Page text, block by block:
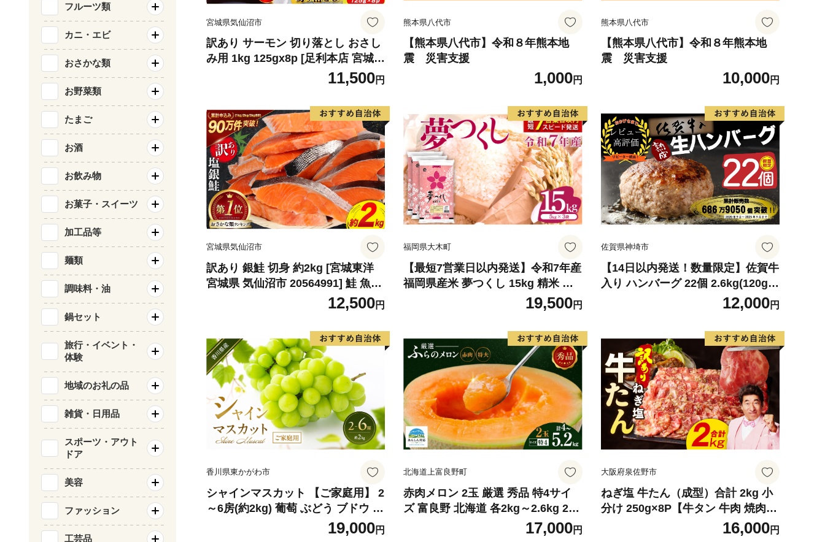
宮城県気仙沼市
訳あり サーモン 切り落とし おさし
み用 1kg 125gx8p [足利本店 宮城県
気仙沼市 20564313] 魚 魚介類 鮭 お
刺し身 刺し身 刺身 生 生食 個包装
チリ銀鮭 銀鮭 海鮮 海鮮丼 魚介
11,500円
熊本県八代市
【熊本県八代市】令和８年熊本地
震 災害支援
1,000円
熊本県八代市
【熊本県八代市】令和８年熊本地
震 災害支援
10,000円
宮城県気仙沼市
訳あり 銀鮭 切身 約2kg [宮城東洋
宮城県 気仙沼市 20564991] 鮭 魚介
類 海鮮 訳アリ 規格外 不揃い さけ
サケ 鮭切身 シャケ 切り身 冷凍 家
庭用 おかず 弁当 支援 サーモン 銀
鮭切り身 魚 わけあり
12,500円
福岡県大木町
【最短7営業日以内発送】令和7年産
福岡県産米 夢つくし 15kg 精米 ※
北海道・沖縄・離島は配送不可
19,500円
佐賀県神埼市
【14日以内発送！数量限定】佐賀牛
入り ハンバーグ 22個 2.6kg(120g×
22個)【佐賀牛 黒毛和牛 ブランド牛
九州 ハンバーグ 牛肉 豚肉 国産 お
弁当 おかず 惣菜 おすすめ 人気】(H
083106)
12,000円
香川県東かがわ市
シャインマスカット 【ご家庭用】 2
～6房(約2kg) 葡萄 ぶどう ブドウ フ
ルーツ 果物 くだもの 果実 旬の果物
旬のフルーツ 香川 香川県 東かがわ
19,000円
北海道上富良野町
赤肉メロン 2玉 厳選 秀品 特4サイ
ズ 富良野 北海道 各2kg～2.6kg 2玉
セット ファーム富良野 メロン めろ
ん 果物 くだもの フルーツ デザート
17,000円
大阪府泉佐野市
ねぎ塩 牛たん（成型）合計 2kg 小
分け 250g×8P【牛タン 牛肉 焼肉用
薄切り 訳あり サイズ不揃い】
16,000円
フルーツ類
カニ・エビ
おさかな類
お野菜類
たまご
お酒
お飲み物
お菓子・スイーツ
加工品等
麺類
調味料・油
鍋セット
旅行・イベント・
体験
地域のお礼の品
雑貨・日用品
スポーツ・アウト
ドア
美容
ファッション
工芸品